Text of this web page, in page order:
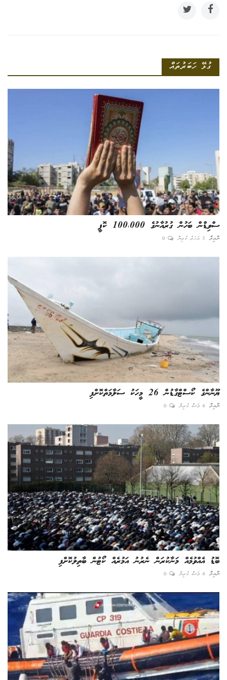
ގުޅޭ ހަބަރުތައް
ސްވިޑްން ބަހުން ގުރުއާނުގެ 100،000 ކޮޕީ
ނާއިރާ 3 އަހަރު ކުރިން 0
ޔޫނާންގެ ކޯސްޓްގާޑުން 26 މީހަކު ސަލާމަތްކޮށްފި
ނާއިރާ 4 މަސް ކުރިން 0
ބޮޑު އެއްވުމެއް މަނާކުރަން ނެރުނު އަމުރެއް ކޯޓުން ބާތިލުކޮށްފި
ނާއިރާ 4 މަސް ކުރިން 0